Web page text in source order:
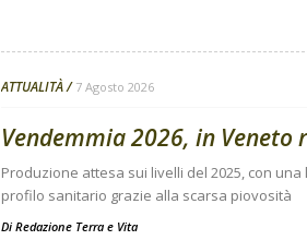
ATTUALITÀ 7 Agosto 2026
Vendemmia 2026, in
Produzione attesa sui livelli del 2025, con
profilo sanitario grazie alla scarsa piovosità
Di Redazione Terra e Vita